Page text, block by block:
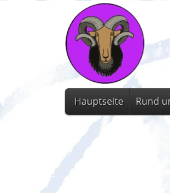
Hauptseite Rund